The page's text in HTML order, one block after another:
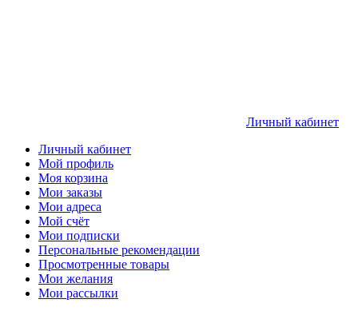
Личный кабинет
Личный кабинет
Мой профиль
Моя корзина
Мои заказы
Мои адреса
Мой счёт
Мои подписки
Персональные рекомендации
Просмотренные товары
Мои желания
Мои рассылки